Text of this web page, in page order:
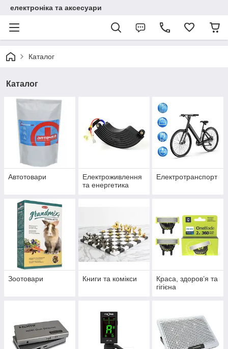
електроніка та аксесуари
Каталог
Каталог
Автотовари
Електроживлення
та енергетика
Електротранспорт
Зоотовари Книги та комікси
Краса, здоров’я та
гігієна